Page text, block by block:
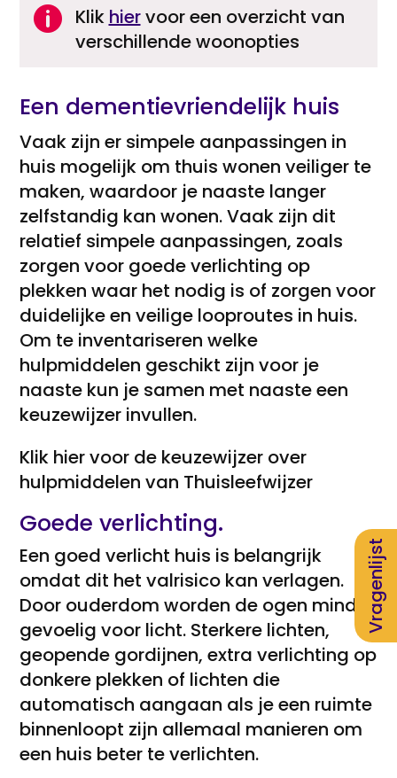
 Klik hiervoor een overzicht van
verschillende woonopties
Een dementievriendelijk huis
Vaak zijn er simpele aanpassingen in
huis mogelijk om thuis wonen veiliger te
maken, waardoor je naaste langer
zelfstandig kan wonen. Vaak zijn dit
relatief simpele aanpassingen, zoals
zorgen voor goede verlichting op
plekken waar het nodig is of zorgen voor
duidelijke en veilige looproutes in huis.
Om te inventariseren welke
hulpmiddelen geschikt zijn voor je
naaste kun je samen met naaste een
keuzewijzer invullen.
Klik hier voor de keuzewijzer over
hulpmiddelen van Thuisleefwijzer
Goede verlichting.
Een goed verlicht huis is belangrijk
omdat dit het valrisico kan verlagen.
Door ouderdom worden de ogen minder
gevoelig voor licht. Sterkere lichten,
geopende gordijnen, extra verlichting op
donkere plekken of lichten die
automatisch aangaan als je een ruimte
binnenloopt zijn allemaal manieren om
een huis beter te verlichten.
Vragenlijst